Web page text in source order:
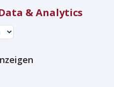
& Analytics